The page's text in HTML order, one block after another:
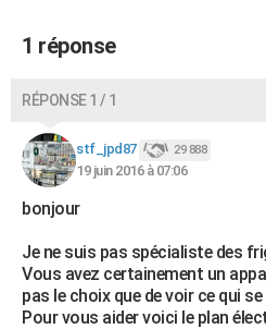
Bricolage
Lifestyle
Culture
Television
Voyage
1 réponse
RÉPONSE 1 / 1
stf_jpd87 29 888
19 juin 2016 à 07:06
bonjour
Je ne suis pas spécialiste des
Vous avez certainement un
pas le choix que de voir ce qui
Pour vous aider voici le plan